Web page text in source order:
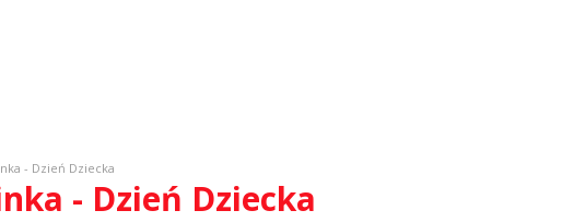
- Dzień Dziecka
- Dzień Dziecka